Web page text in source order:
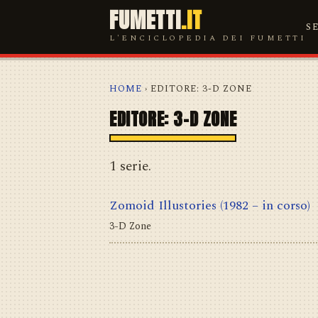
FUMETTI.IT
L'ENCICLOPEDIA DEI FUMETTI
HOME › EDITORE: 3-D ZONE
EDITORE: 3-D ZONE
1 serie.
Zomoid Illustories (1982 – in corso)
3-D Zone